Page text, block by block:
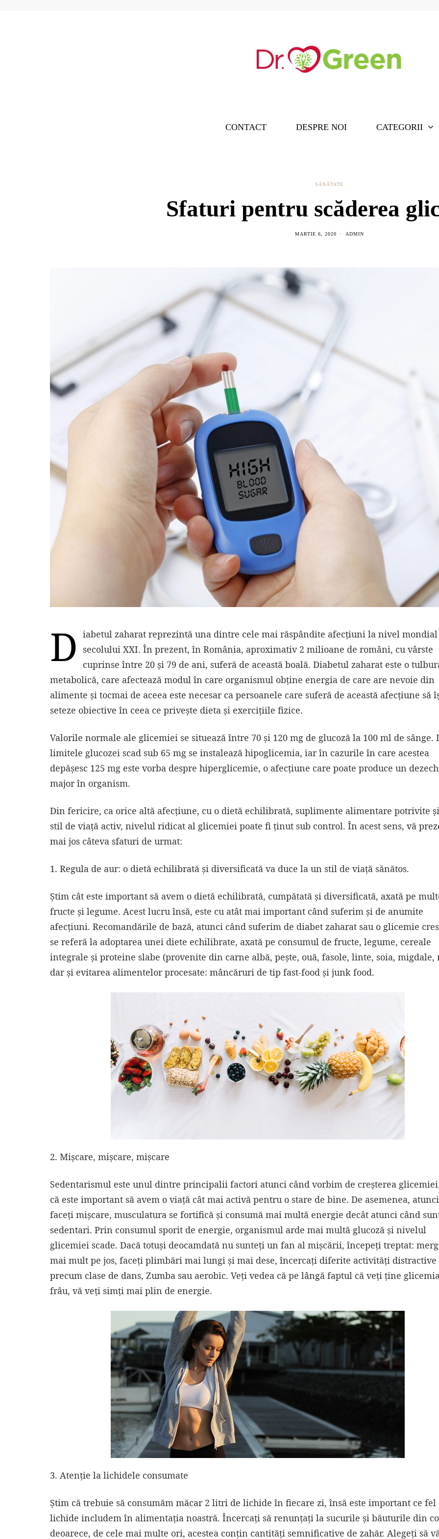
CONTACT DESPRE NOI CATEGORII
SĂNĂTATE
Sfaturi pentru scăderea
MARTIE 6, 2020 ADMIN
D iabetul zaharat reprezintă una dintre cele mai răspândite afecțiuni la nivel
secolului XXI. În prezent, în România, aproximativ 2 milioane de români, cu vârste
cuprinse între 20 și 79 de ani, suferă de această boală. Diabetul zaharat este o
metabolică, care afectează modul în care organismul obține energia de care are nevoie din
alimente și tocmai de aceea este necesar ca persoanele care suferă de această afecțiune să
seteze obiective în ceea ce privește dieta și exercițiile fizice.
Valorile normale ale glicemiei se situează între 70 şi 120 mg de glucoză la 100 ml de sânge.
limitele glucozei scad sub 65 mg se instalează hipoglicemia, iar în cazurile în care acestea
depăşesc 125 mg este vorba despre hiperglicemie, o afecţiune care poate produce un
major în organism.
Din fericire, ca orice altă afecțiune, cu o dietă echilibrată, suplimente alimentare potrivite
stil de viață activ, nivelul ridicat al glicemiei poate fi ținut sub control. În acest sens, vă
mai jos câteva sfaturi de urmat:
1. Regula de aur: o dietă echilibrată și diversificată va duce la un stil de viață sănătos.
Știm cât este important să avem o dietă echilibrată, cumpătată și diversificată, axată pe
fructe și legume. Acest lucru însă, este cu atât mai important când suferim și de anumite
afecțiuni. Recomandările de bază, atunci când suferim de diabet zaharat sau o glicemie
se referă la adoptarea unei diete echilibrate, axată pe consumul de fructe, legume, cereale
integrale și proteine slabe (provenite din carne albă, pește, ouă, fasole, linte, soia, migdale,
dar și evitarea alimentelor procesate: mâncăruri de tip fast-food și junk food.
2. Mișcare, mișcare, mișcare
Sedentarismul este unul dintre principalii factori atunci când vorbim de creșterea
că este important să avem o viață cât mai activă pentru o stare de bine. De asemenea,
faceți mișcare, musculatura se fortifică și consumă mai multă energie decât atunci când
sedentari. Prin consumul sporit de energie, organismul arde mai multă glucoză și nivelul
glicemiei scade. Dacă totuși deocamdată nu sunteți un fan al mișcării, începeți treptat:
mai mult pe jos, faceți plimbări mai lungi și mai dese, încercați diferite activități distractive
precum clase de dans, Zumba sau aerobic. Veți vedea că pe lângă faptul că veți ține
frâu, vă veți simți mai plin de energie.
3. Atenție la lichidele consumate
Știm că trebuie să consumăm măcar 2 litri de lichide în fiecare zi, însă este important ce fel
lichide includem în alimentația noastră. Încercați să renunțați la sucurile și băuturile din
deoarece, de cele mai multe ori, acestea conțin cantități semnificative de zahăr. Alegeți să